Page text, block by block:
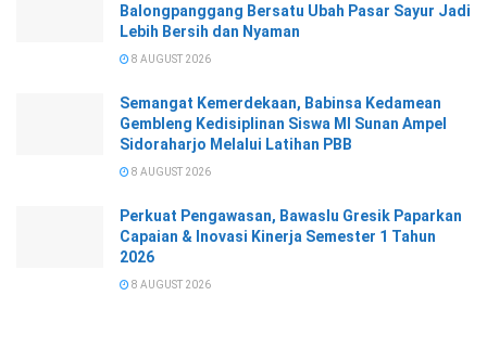
Balongpanggang Bersatu Ubah Pasar Sayur Jadi
Lebih Bersih dan Nyaman
8 AUGUST 2026
Semangat Kemerdekaan, Babinsa Kedamean
Gembleng Kedisiplinan Siswa MI Sunan Ampel
Sidoraharjo Melalui Latihan PBB
8 AUGUST 2026
Perkuat Pengawasan, Bawaslu Gresik Paparkan
Capaian & Inovasi Kinerja Semester 1 Tahun
2026
8 AUGUST 2026